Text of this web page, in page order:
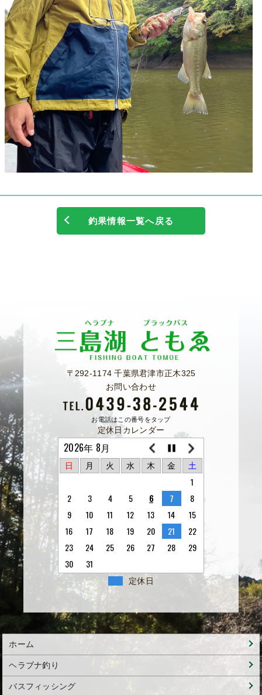
釣果情報一覧へ戻る
〒292-1174 千葉県君津市正木325
お問い合わせ
お電話はこの番号をタップ
定休日カレンダー
2026年 8月
日 月 火 水 木 金 土
1
2
3 4 5 6 7
8
9
10 11 12 13 14
15
16
17 18 19 20 21
22
23
24 25 26 27 28
29
30
31
定休日
ホーム
ヘラブナ釣り
バスフィッシング